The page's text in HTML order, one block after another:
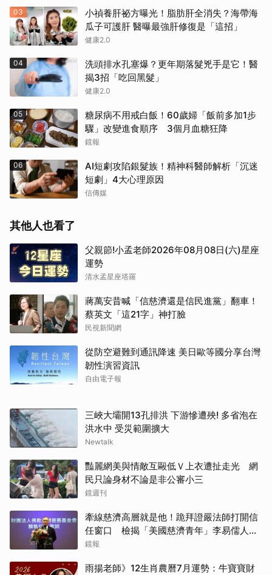
03
小禎養肝祕方曝光！脂肪肝全消失？海帶海
瓜子可護肝 醫曝最強肝修復是「這招」
健康2.0
04
洗頭排水孔塞爆？更年期落髮兇手是它！醫
揭3招「吃回黑髮」
健康2.0
05
糖尿病不用戒白飯！60歲婦「飯前多加1步
驟」改變進食順序 3個月血糖狂降
鏡報
06
AI短劇攻陷銀髮族！精神科醫師解析「沉迷
短劇」4大心理原因
信傳媒
其他人也看了
父親節!小孟老師2026年08月08日(六)星座
運勢
清水孟星座塔羅
蔣萬安昔喊「信慈濟還是信民進黨」翻車！
蔡英文「這21字」神打臉
民視新聞網
從防空避難到通訊降速 美日歐等國分享台灣
韌性演習資訊
自由電子報
三峽大壩開13孔排洪 下游慘遭殃! 多省泡在
洪水中 受災範圍擴大
Newtalk
豔麗網美與情敵互毆低Ｖ上衣遭扯走光 網
民只論身材不論是非公審小三
鏡週刊
牽線慈濟高層就是他！跪拜證嚴法師打開信
任窗口 檢揭「美國慈濟青年」李易儒人脈
網絡
鏡報
雨揚老師》12生肖農曆7月運勢：牛寶寶財